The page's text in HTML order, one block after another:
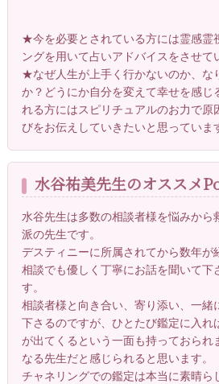
★今を必要とされている方には霊感霊
ングを用いて占いアドバイスをさせて
★なぜ人生が上手く行かないのか、な
か？どうにか自分を変えて幸せを感じ
れる方にはスピリチュアルのお力で原
びをお伝えしていきたいと思っていま
水谷祐美先生のオススメ
水谷先生は多数の相談者様を悩みから
派の先生です。
デスティニーに所属されてから数年が
相談でも優しく丁寧にお話を聞いて下
す。
相談者様と向き合い、寄り添い、一緒
下さるのですが、ひとたび鑑定に入れ
が出てくるという一面も持っておられ
なる先生だと感じられると思います。
チャネリングでの鑑定は本当に素晴ら